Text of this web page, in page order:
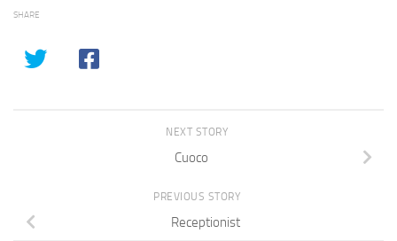
SHARE
NEXT STORY
Cuoco
PREVIOUS STORY
Receptionist